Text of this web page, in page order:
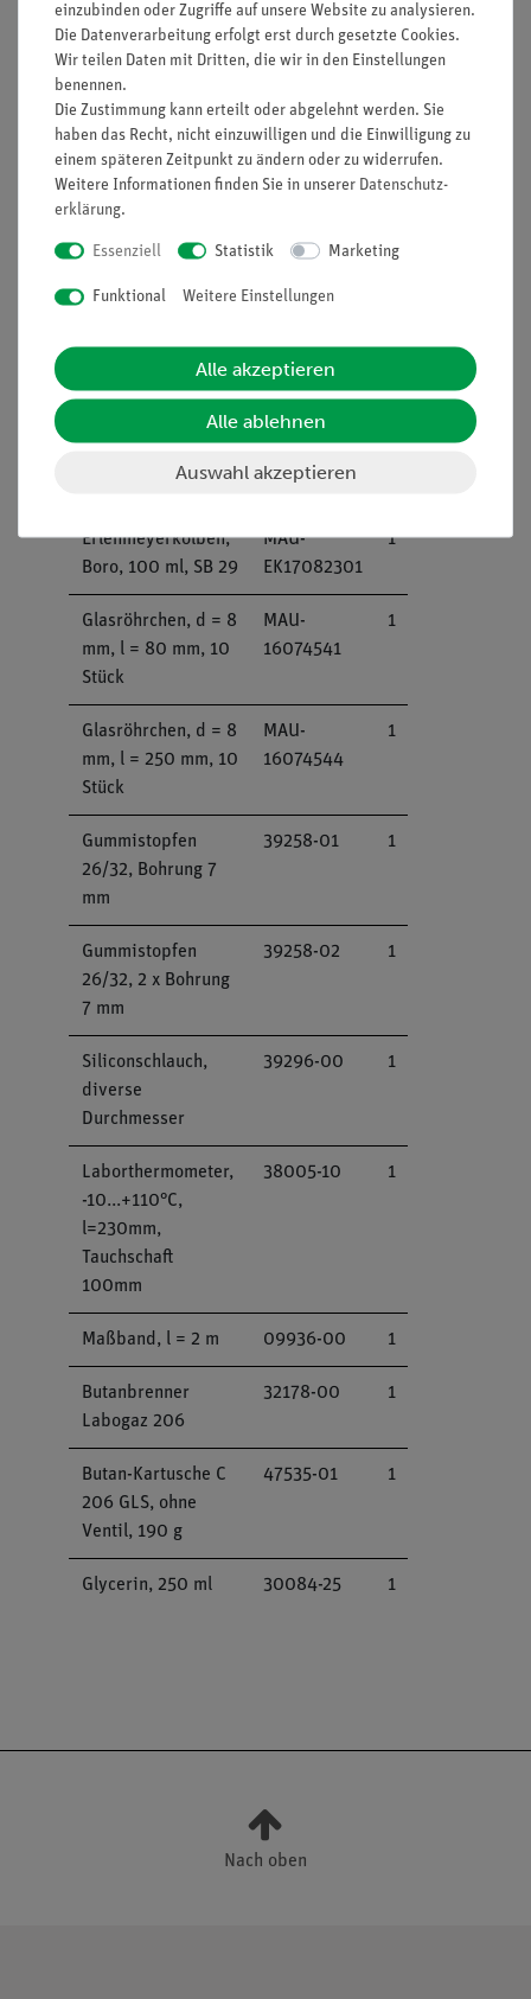
Keramik, 160 x 160
mm
Stativklemme,
Spannweite 80 mm
mit Stellschraube
37715-01 1
Laborbecher,
niedrige Form,
diverse Größen
Bechergläser, Boro,
46055-00
Erlenmeyerkolben,
Boro, 100 ml, SB 29
MAU-
EK17082301
1
Glasröhrchen, d = 8
mm, l = 80 mm, 10
Stück
MAU-
16074541
1
Glasröhrchen, d = 8
mm, l = 250 mm, 10
Stück
MAU-
16074544
1
Gummistopfen
26/32, Bohrung 7
mm
39258-01 1
Gummistopfen
26/32, 2 x Bohrung
7 mm
39258-02 1
Siliconschlauch,
diverse
Durchmesser
39296-00 1
Laborthermometer,
-10...+110°C,
l=230mm,
Tauchschaft
100mm
38005-10 1
Maßband, l = 2 m 09936-00 1
Butanbrenner
Labogaz 206
32178-00 1
Butan-Kartusche C
206 GLS, ohne
Ventil, 190 g
47535-01 1
Glycerin, 250 ml 30084-25 1
Nach oben
einzubinden oder Zugriffe auf unsere Website zu analysieren.
Die Datenverarbeitung erfolgt erst durch gesetzte Cookies.
Wir teilen Daten mit Dritten, die wir in den Einstellungen
benennen.
Die Zustimmung kann erteilt oder abgelehnt werden. Sie
haben das Recht, nicht einzuwilligen und die Einwilligung zu
einem späteren Zeitpunkt zu ändern oder zu widerrufen.
Weitere Informationen finden Sie in unserer Daten­schutz­
erklärung.
Essenziell Statistik Marketing
Funktional Weitere Einstellungen
Alle akzeptieren
Alle ablehnen
Auswahl akzeptieren